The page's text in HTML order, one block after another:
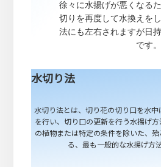
徐々に水揚げが悪くなる
切りを再度して水換えを
法にも左右されますが日
です。
水切り法
水切り法とは、切り花の切り口を水
を行い、切り口の更新を行う水揚げ
の植物または特定の条件を除いた、
る、最も一般的な水揚げ方